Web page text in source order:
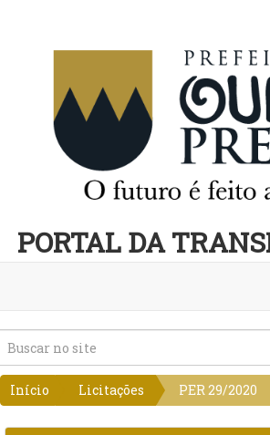
PORTAL DA
Início Licitações PER 29/2020